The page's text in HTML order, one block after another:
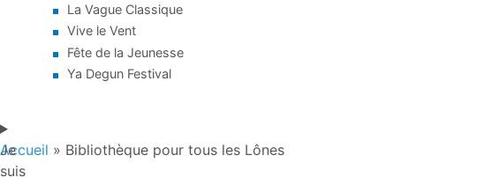
La Vague Classique
Vive le Vent
Fête de la Jeunesse
Ya Degun Festival
Je
suis
Accueil » Bibliothèque pour tous les Lônes